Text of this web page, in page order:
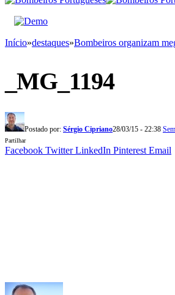
Início»destaques»Bombeiros organizam
_MG_1194
Postado por: Sérgio Cipriano28/03/15 - 22:38
Partilhar
Facebook Twitter LinkedIn Pinterest Email